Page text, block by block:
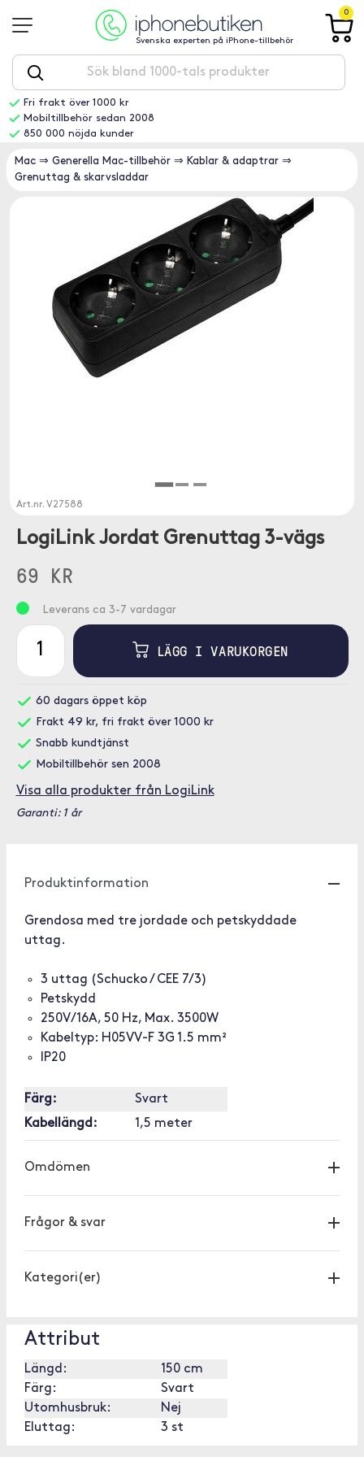
Svenska experten på iPhone-tillbehör
0
Fri frakt över 1000 kr
Mobiltillbehör sedan 2008
850 000 nöjda kunder
Mac ⇒ Generella Mac-tillbehör ⇒ Kablar & adaptrar ⇒
Grenuttag & skarvsladdar
Art.nr. V27588
LogiLink Jordat Grenuttag 3-vägs
69 KR
Leverans ca 3-7 vardagar
LÄGG I VARUKORGEN
60 dagars öppet köp
Frakt 49 kr, fri frakt över 1000 kr
Snabb kundtjänst
Mobiltillbehör sen 2008
Visa alla produkter från LogiLink
Garanti: 1 år
Produktinformation
Grendosa med tre jordade och petskyddade
uttag.
3 uttag (Schucko / CEE 7/3)
Petskydd
250V/16A, 50 Hz, Max. 3500W
Kabeltyp: H05VV-F 3G 1.5 mm²
IP20
Färg:
Svart
Kabellängd:
1,5 meter
Omdömen
Frågor & svar
Kategori(er)
Attribut
Längd:
150 cm
Färg:
Svart
Utomhusbruk:
Nej
Eluttag:
3 st